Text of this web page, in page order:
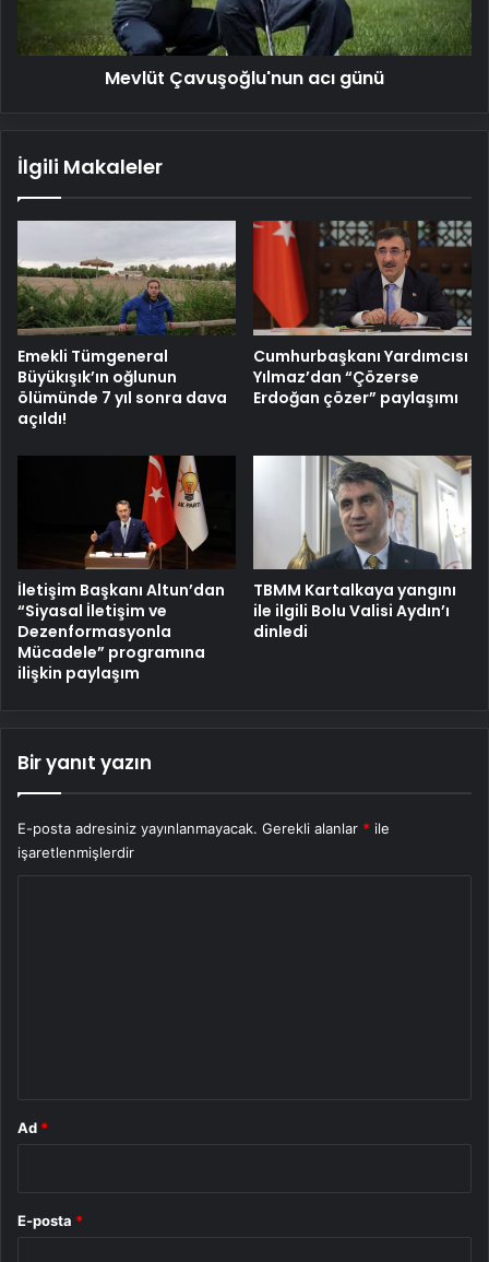
Mevlüt Çavuşoğlu'nun acı günü
İlgili Makaleler
Emekli Tümgeneral
Büyükışık’ın oğlunun
ölümünde 7 yıl sonra dava
açıldı!
Cumhurbaşkanı Yardımcısı
Yılmaz’dan “Çözerse
Erdoğan çözer” paylaşımı
İletişim Başkanı Altun’dan
“Siyasal İletişim ve
Dezenformasyonla
Mücadele” programına
ilişkin paylaşım
TBMM Kartalkaya yangını
ile ilgili Bolu Valisi Aydın’ı
dinledi
Bir yanıt yazın
E-posta adresiniz yayınlanmayacak. Gerekli alanlar * ile
işaretlenmişlerdir
Ad *
E-posta *